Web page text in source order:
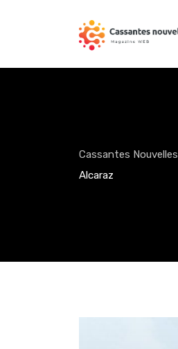
Cassantes Nouvelles
Alcaraz